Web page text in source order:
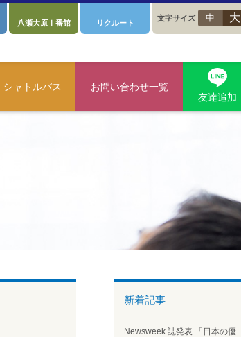
文字サイズ 中 大
シャトルバス
お問い合わせ一覧
友達追加
八瀬大原Ⅰ番館 リクルート
新着記事
Newsweek 誌発表 「日本の優